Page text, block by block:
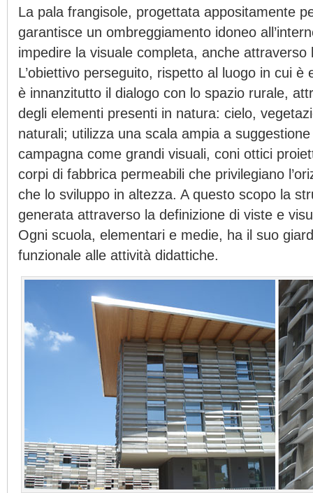
La pala frangisole, progettata appositamente
garantisce un ombreggiamento idoneo
impedire la visuale completa, anche attraverso
L’obiettivo perseguito, rispetto al luogo in cui è
è innanzitutto il dialogo con lo spazio rurale,
degli elementi presenti in natura: cielo,
naturali; utilizza una scala ampia a
campagna come grandi visuali, coni ottici
corpi di fabbrica permeabili che privilegiano
che lo sviluppo in altezza. A questo scopo la
generata attraverso la definizione di viste e
Ogni scuola, elementari e medie, ha il suo
funzionale alle attività didattiche.